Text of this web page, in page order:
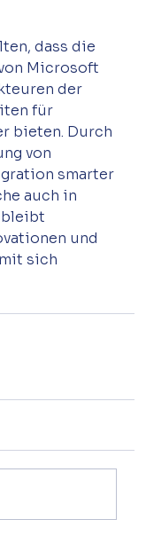
dass die
Microsoft
der
für
bieten. Durch
von
smarter
auch in
bleibt
und
sich